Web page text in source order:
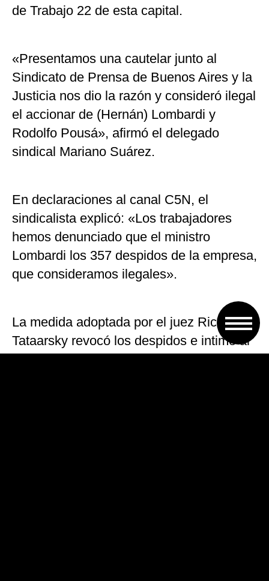
de Trabajo 22 de esta capital.
«Presentamos una cautelar junto al
Sindicato de Prensa de Buenos Aires y la
Justicia nos dio la razón y consideró ilegal
el accionar de (Hernán) Lombardi y
Rodolfo Pousá», afirmó el delegado
sindical Mariano Suárez.
En declaraciones al canal C5N, el
sindicalista explicó: «Los trabajadores
hemos denunciado que el ministro
Lombardi los 357 despidos de la empresa,
que consideramos ilegales».
La medida adoptada por el juez Ricardo
Tataarsky revocó los despidos e intimó al